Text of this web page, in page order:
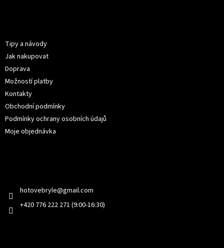
Tipy a návody
Jak nakupovat
Doprava
Možností platby
Kontakty
Obchodní podmínky
Podmínky ochrany osobních údajů
Moje objednávka
hotovebryle@gmail.com
+420 776 222 271 (9:00-16:30)